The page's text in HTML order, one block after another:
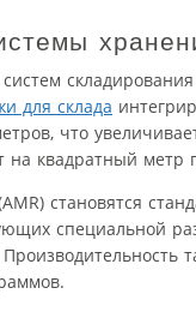
для склада
что
на квадратный
становятся
специальной